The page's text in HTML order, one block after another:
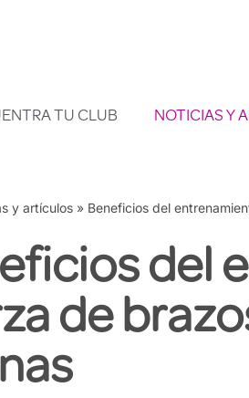
TU CLUB NOTICIAS Y
y artículos» Beneficios del
del
de